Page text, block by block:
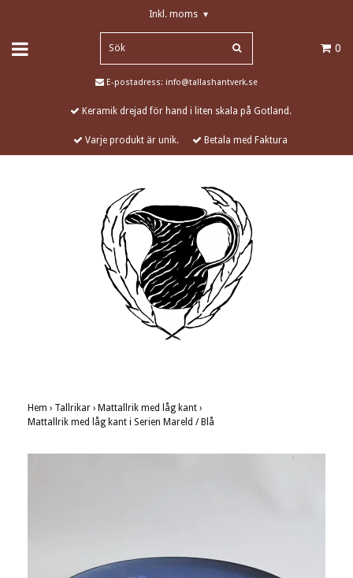
Inkl. moms ▾
0
E-postadress: info@tallashantverk.se
Keramik drejad för hand i liten skala på Gotland.
Varje produkt är unik. Betala med Faktura
Hem › Tallrikar › Mattallrik med låg kant ›
Mattallrik med låg kant i Serien Mareld / Blå